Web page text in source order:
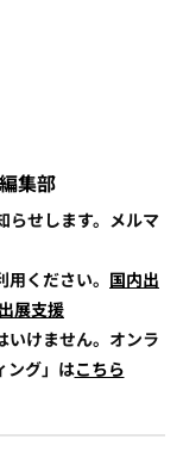
集部
らせします。メルマ
ください。 国内出
展支援
いけません。オンラ
ング」はこちら